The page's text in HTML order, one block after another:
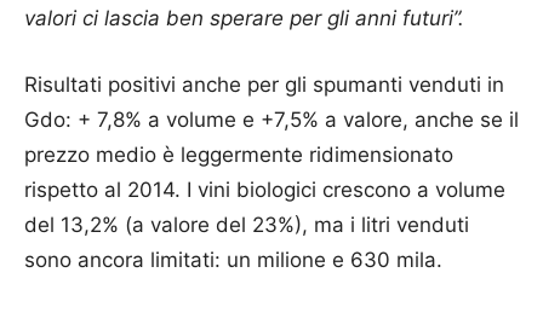
valori ci lascia ben sperare per gli anni futuri”.
Risultati positivi anche per gli spumanti venduti in
Gdo: + 7,8% a volume e +7,5% a valore, anche se il
prezzo medio è leggermente ridimensionato
rispetto al 2014. I vini biologici crescono a volume
del 13,2% (a valore del 23%), ma i litri venduti
sono ancora limitati: un milione e 630 mila.